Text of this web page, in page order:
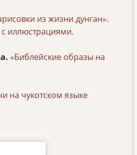
из жизни дунган».
иллюстрациями.
«Библейские образы на
на чукотском языке